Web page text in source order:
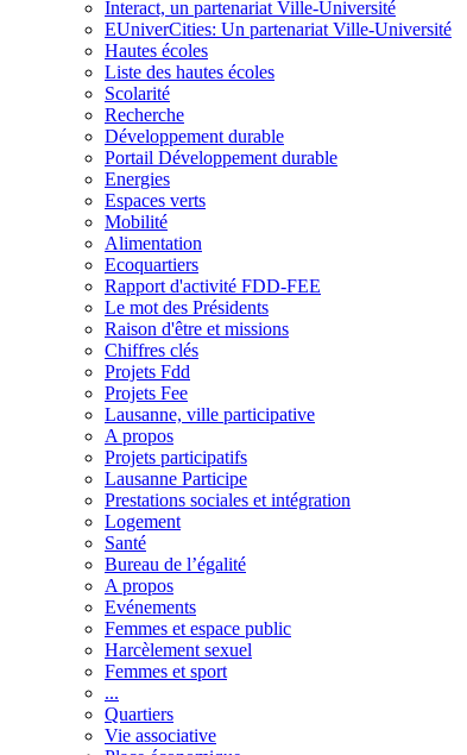
Interact, un partenariat Ville-Université
EUniverCities: Un partenariat Ville-Université
Hautes écoles
Liste des hautes écoles
Scolarité
Recherche
Développement durable
Portail Développement durable
Energies
Espaces verts
Mobilité
Alimentation
Ecoquartiers
Rapport d'activité FDD-FEE
Le mot des Présidents
Raison d'être et missions
Chiffres clés
Projets Fdd
Projets Fee
Lausanne, ville participative
A propos
Projets participatifs
Lausanne Participe
Prestations sociales et intégration
Logement
Santé
Bureau de l’égalité
A propos
Evénements
Femmes et espace public
Harcèlement sexuel
Femmes et sport
...
Quartiers
Vie associative